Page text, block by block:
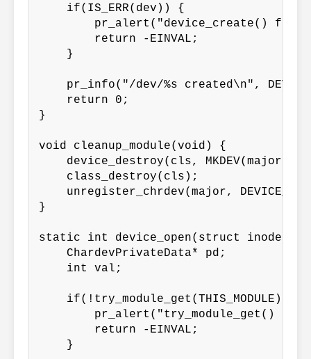
    if(IS_ERR(dev)) {
pr_alert("device_create()
        return -EINVAL;
    }
pr_info("/dev/%s created\n",
    return 0;
}
void cleanup_module(void) {
device_destroy(cls, MKDEV(major,
    class_destroy(cls);
unregister_chrdev(major,
}
static int device_open(struct inode
    ChardevPrivateData* pd;
    int val;
    if(!try_module_get(THIS_MODULE)) {
pr_alert("try_module_get()
        return -EINVAL;
    }